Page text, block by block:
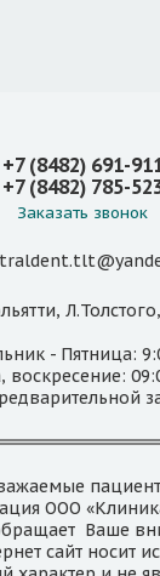
+7 (8482) 691-
+7 (8482) 785-
Заказать звонок
- Пятница:
воскресение:
ООО
Ваше
сайт носит